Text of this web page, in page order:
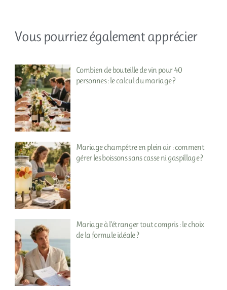
Vous pourriez également apprécier
Combien de bouteille de vin pour 40
personnes : le calcul du mariage ?
Mariage champêtre en plein air : comment
gérer les boissons sans casse ni gaspillage ?
Mariage à l’étranger tout compris : le choix
de la formule idéale ?